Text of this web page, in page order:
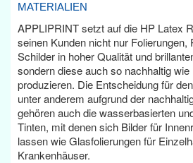
MATERIALIEN
APPLIPRINT setzt auf die HP Latex
seinen Kunden nicht nur Folierungen,
Schilder in hoher Qualität und
sondern diese auch so nachhaltig
produzieren. Die Entscheidung für
unter anderem aufgrund der
gehören auch die wasserbasierten
Tinten, mit denen sich Bilder für
lassen wie Glasfolierungen für
Krankenhäuser.